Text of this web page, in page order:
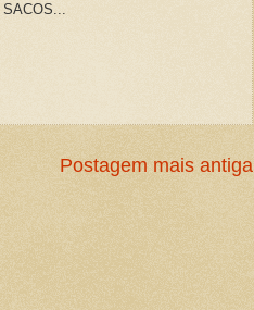
SACOS...
Postagem mais antiga